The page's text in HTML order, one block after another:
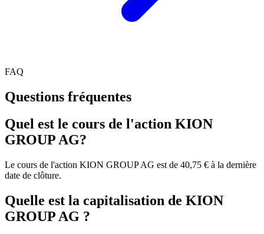
FAQ
Questions fréquentes
Quel est le cours de l'action KION
GROUP AG?
Le cours de l'action KION GROUP AG est de 40,75 € à la dernière
date de clôture.
Quelle est la capitalisation de KION
GROUP AG ?